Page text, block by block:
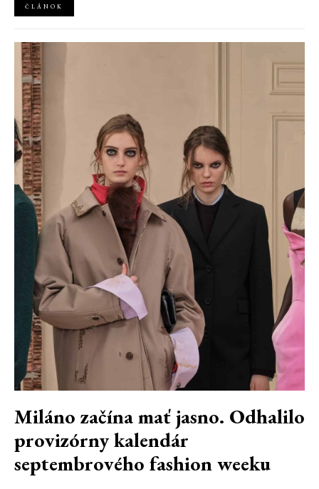
trendy a vytvárať autentické spojenie medzi módou, digitálnym
prostredím a každodenným životom mladej generácie.
ČLÁNOK
Miláno začína mať jasno. Odhalilo
provizórny kalendár
septembrového fashion weeku